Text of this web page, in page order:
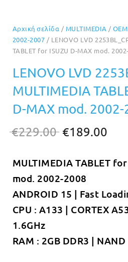
Αρχική σελίδα / MULTIMEDIA / OEM
2002-2007 / LENOVO LVD
TABLET for ISUZU D-MAX mod.
LENOVO LVD
MULTIMEDIA
D-MAX mod. 2002-
€229.00 Original
was:
€229.00.
€189.00
MULTIMEDIA TABLET
mod. 2002-2008
ANDROID 15 | Fast
CPU : A133 | CORTEX
1.6GHz
RAM : 2GB DDR3 | NAND